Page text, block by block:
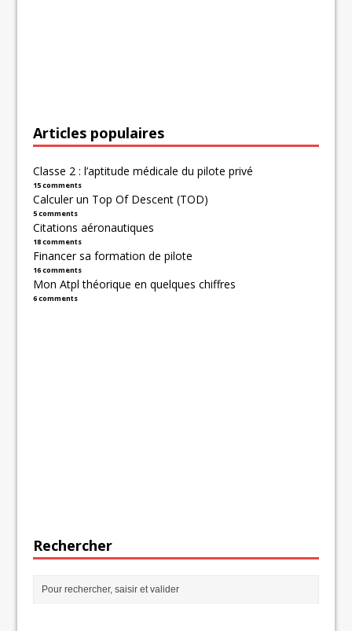
Articles populaires
Classe 2 : l’aptitude médicale du pilote privé
15 comments
Calculer un Top Of Descent (TOD)
5 comments
Citations aéronautiques
18 comments
Financer sa formation de pilote
16 comments
Mon Atpl théorique en quelques chiffres
6 comments
Rechercher